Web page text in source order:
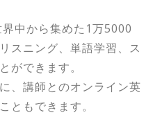
中から集めた1万5000
スニング、単語学習、ス
ができます。
、講師とのオンライン英
ともできます。